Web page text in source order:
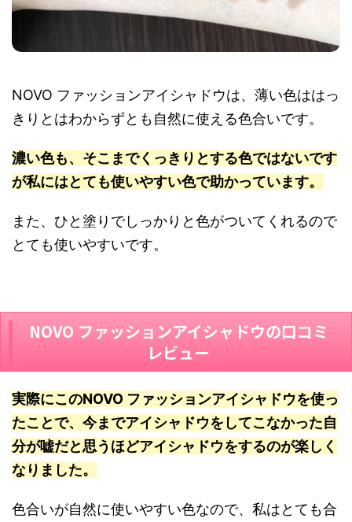
NOVO ファッションアイシャドウは、薄い色ははっ
きりとはわからずとも自然に使える色合いです。
濃い色も、そこまでくっきりとする色ではないです
が私にはとても使いやすい色で助かっています。
また、ひと塗りでしっかりと色がついてくれるので
とても使いやすいです。
NOVO ファッションアイシャドウの口コミ
レビュー
実際にこのNOVO ファッションアイシャドウを使っ
たことで、今までアイシャドウをしてこなかった自
分が嘘だと思うほどアイシャドウをするのが楽しく
なりました。
色合いが自然に使いやすい色なので、私はとても合